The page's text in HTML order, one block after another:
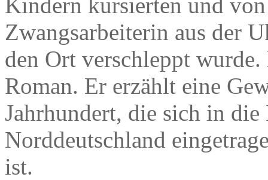
Zwangsarbeiterin aus der
den Ort verschleppt
Roman. Er erzählt eine
Jahrhundert, die sich in
Norddeutschland
ist.